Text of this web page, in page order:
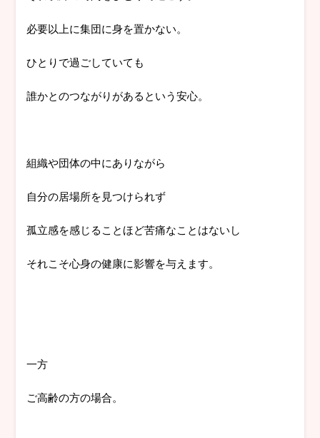
必要以上に集団に身を置かない。
ひとりで過ごしていても
誰かとのつながりがあるという安心。
組織や団体の中にありながら
自分の居場所を見つけられず
孤立感を感じることほど苦痛なことはないし
それこそ心身の健康に影響を与えます。
一方
ご高齢の方の場合。